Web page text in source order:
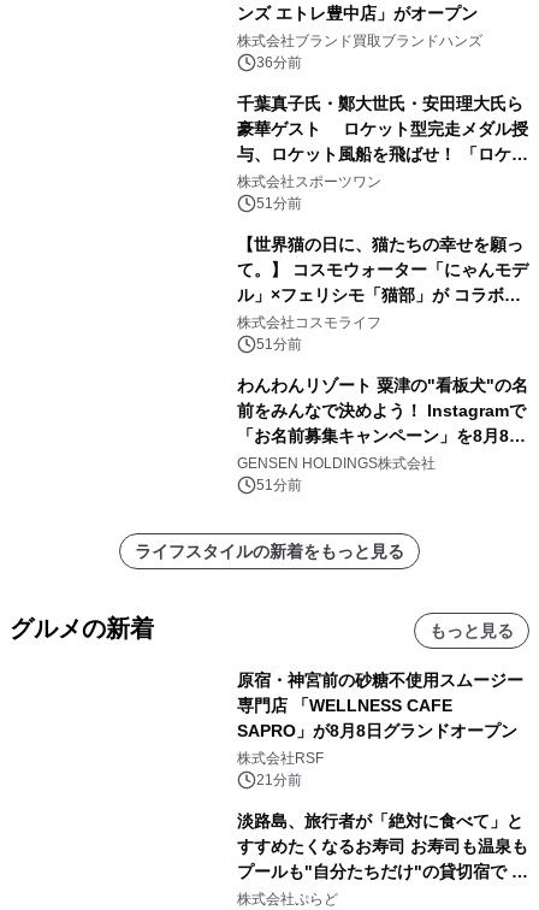
ンズ エトレ豊中店」がオープン
株式会社ブランド買取ブランドハンズ
36分前
千葉真子氏・鄭大世氏・安田理大氏ら
豪華ゲスト ロケット型完走メダル授
与、ロケット風船を飛ばせ！ 「ロケッ
トマラソン2026」開催
株式会社スポーツワン
51分前
【世界猫の日に、猫たちの幸せを願っ
て。】 コスモウォーター「にゃんモデ
ル」×フェリシモ「猫部」が コラボキ
ャンペーンを実施
株式会社コスモライフ
51分前
わんわんリゾート 粟津の"看板犬"の名
前をみんなで決めよう！ Instagramで
「お名前募集キャンペーン」を8月8日
(土)より開催
GENSEN HOLDINGS株式会社
51分前
ライフスタイルの新着をもっと見る
グルメの新着 もっと見る
原宿・神宮前の砂糖不使用スムージー
専門店 「WELLNESS CAFE
SAPRO」が8月8日グランドオープン
株式会社RSF
21分前
淡路島、旅行者が「絶対に食べて」と
すすめたくなるお寿司 お寿司も温泉も
プールも"自分たちだけ"の貸切宿で 1
日1組限定「岩屋温泉 絵島別庭 海と
株式会社ぷらど